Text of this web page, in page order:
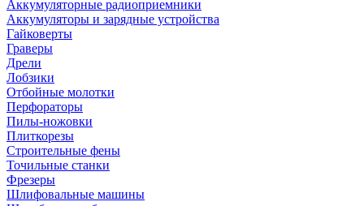
Аккумуляторные радиоприемники
Аккумуляторы и зарядные устройства
Гайковерты
Граверы
Дрели
Лобзики
Отбойные молотки
Перфораторы
Пилы-ножовки
Плиткорезы
Строительные фены
Точильные станки
Фрезеры
Шлифовальные машины